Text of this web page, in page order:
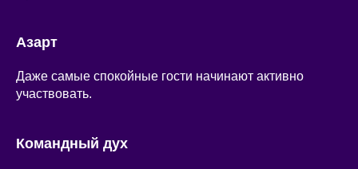
Азарт
Даже самые спокойные гости начинают активно
участвовать.
Командный дух